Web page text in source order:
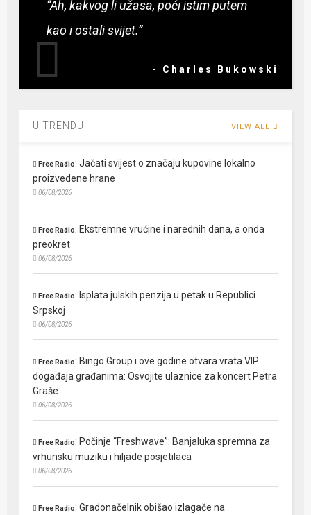
“Ah, kakvog li užasa, poći istim putem
kao i ostali svijet.”
- Charles Bukowski
U TRENDU VIEW ALL
Free Radio:Jačati svijest o značaju kupovine lokalno
proizvedene hrane
06/08/2026
Free Radio: Ekstremne vrućine i narednih dana, a onda
preokret
06/08/2026
Free Radio: Isplata julskih penzija u petak u Republici
Srpskoj
06/08/2026
Free Radio: Bingo Group i ove godine otvara vrata VIP
događaja građanima: Osvojite ulaznice za koncert Petra
Graše
06/08/2026
Free Radio: Počinje “Freshwave”: Banjaluka spremna za
vrhunsku muziku i hiljade posjetilaca
06/08/2026
Free Radio:Gradonačelnik obišao izlagače na